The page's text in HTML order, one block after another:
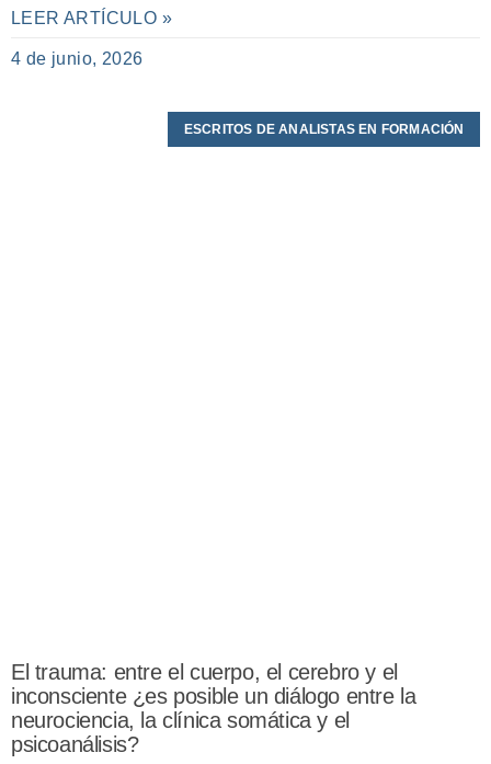
LEER ARTÍCULO »
4 de junio, 2026
ESCRITOS DE ANALISTAS EN FORMACIÓN
El trauma: entre el cuerpo, el cerebro y el
inconsciente ¿es posible un diálogo entre la
neurociencia, la clínica somática y el
psicoanálisis?